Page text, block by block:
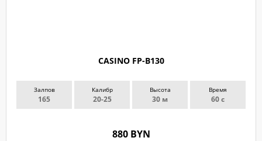
CASINO FP-B130
Залпов
165
Калибр
20-25
Высота
30 м
Время
60 с
880 BYN